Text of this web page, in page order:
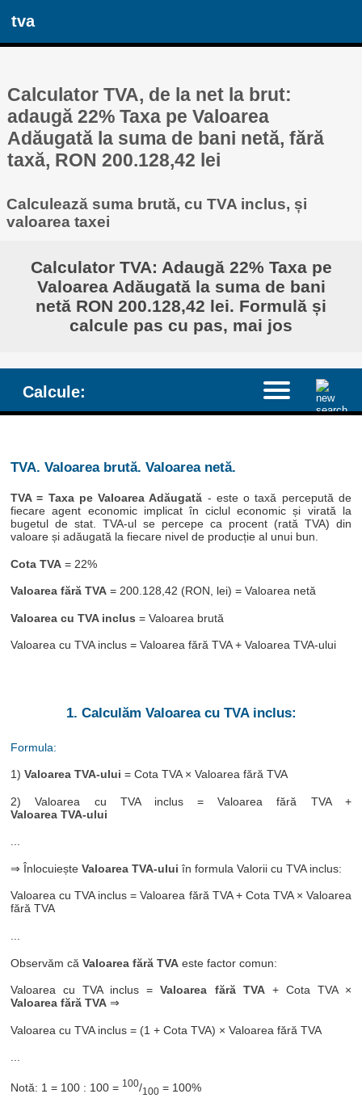
tva
Calculator TVA, de la net la brut:
adaugă 22% Taxa pe Valoarea
Adăugată la suma de bani netă, fără
taxă, RON 200.128,42 lei
Calculează suma brută, cu TVA inclus, și
valoarea taxei
Calculator TVA: Adaugă 22% Taxa pe
Valoarea Adăugată la suma de bani
netă RON 200.128,42 lei. Formulă și
calcule pas cu pas, mai jos
Calcule:
TVA. Valoarea brută. Valoarea netă.
TVA = Taxa pe Valoarea Adăugată - este o taxă percepută de
fiecare agent economic implicat în ciclul economic și virată la
bugetul de stat. TVA-ul se percepe ca procent (rată TVA) din
valoare și adăugată la fiecare nivel de producție al unui bun.
Cota TVA = 22%
Valoarea fără TVA = 200.128,42 (RON, lei) = Valoarea netă
Valoarea cu TVA inclus = Valoarea brută
Valoarea cu TVA inclus = Valoarea fără TVA + Valoarea TVA-ului
1. Calculăm Valoarea cu TVA inclus:
Formula:
1)Valoarea TVA-ului = Cota TVA × Valoarea fără TVA
2) Valoarea cu TVA inclus = Valoarea fără TVA +
Valoarea TVA-ului
...
⇒ ÎnlocuieșteValoarea TVA-ului în formula Valorii cu TVA inclus:
Valoarea cu TVA inclus = Valoarea fără TVA + Cota TVA × Valoarea
fără TVA
Observăm căValoarea fără TVA este factor comun:
Valoarea cu TVA inclus =Valoarea fără TVA+ Cota TVA ×
Valoarea fără TVA ⇒
Valoarea cu TVA inclus = (1 + Cota TVA) × Valoarea fără TVA
Notă: 1 = 100 : 100 = 100/100 = 100%